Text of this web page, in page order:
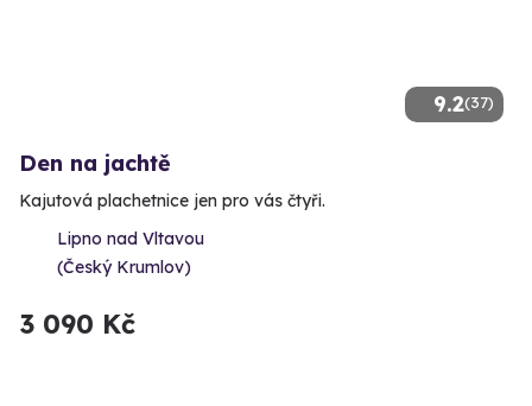
9.2(37)
Den na jachtě
Kajutová plachetnice jen pro vás čtyři.
Lipno nad Vltavou
(Český Krumlov)
3 090 Kč